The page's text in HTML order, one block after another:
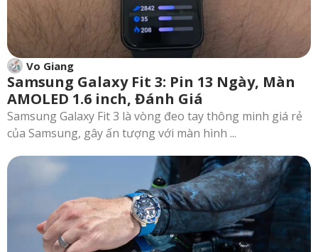
Vo Giang
Samsung Galaxy Fit 3: Pin 13 Ngày, Màn
AMOLED 1.6 inch, Đánh Giá
Samsung Galaxy Fit 3 là vòng đeo tay thông minh giá rẻ
của Samsung, gây ấn tượng với màn hình ...